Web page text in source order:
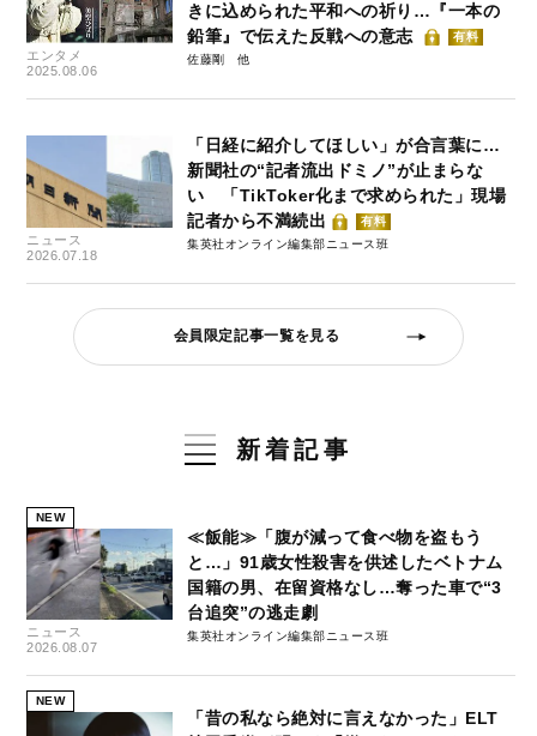
エンタメ
2025.08.06
きに込められた平和への祈り…『一本の
鉛筆』で伝えた反戦への意志
有料
佐藤剛
ニュース
2026.07.18
「日経に紹介してほしい」が合言葉に…
新聞社の“記者流出ドミノ”が止まらな
い 「TikToker化まで求められた」現場
記者から不満続出
有料
集英社オンライン編集部ニュース班
会員限定記事一覧を見る
新着記事
NEW
ニュース
2026.08.07
≪飯能≫「腹が減って食べ物を盗もう
と…」91歳女性殺害を供述したベトナム
国籍の男、在留資格なし…奪った車で“3
台追突”の逃走劇
集英社オンライン編集部ニュース班
NEW
「昔の私なら絶対に言えなかった」ELT